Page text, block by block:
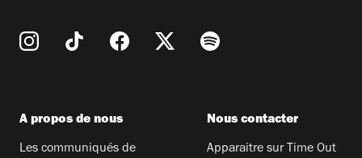
A propos de nous
Les communiqués de
Nous contacter
Apparaitre sur Time Out